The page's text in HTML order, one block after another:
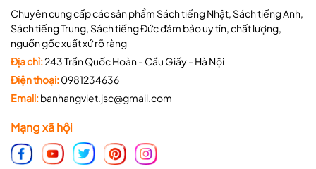
Chuyên cung cấp các sản phẩm Sách tiếng Nhật, Sách tiếng Anh,
Sách tiếng Trung, Sách tiếng Đức đảm bảo uy tín, chất lượng,
nguồn gốc xuất xứ rõ ràng
Địa chỉ:243 Trần Quốc Hoàn - Cầu Giấy - Hà Nội
Điện thoại:0981234636
Email:banhangviet.jsc@gmail.com
Mạng xã hội